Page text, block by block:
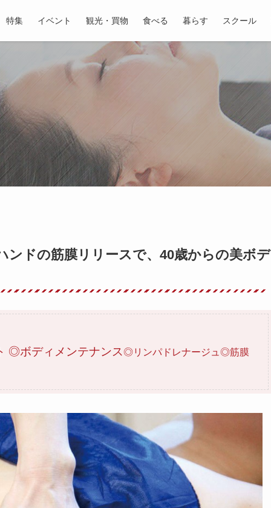
特集 イベント 観光・買物 食べる 暮らす スクール
ンドの筋膜リリースで、40歳からの美ボデ
◎ボディメンテナンス◎リンパドレナージュ◎筋膜